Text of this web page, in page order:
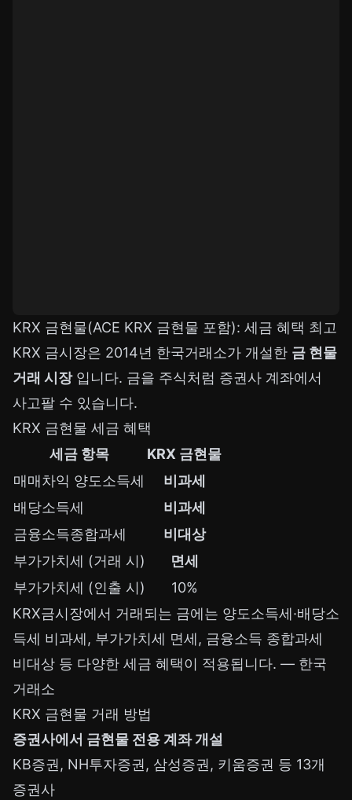
KRX 금현물(ACE KRX 금현물 포함): 세금 혜택 최고
KRX 금시장은 2014년 한국거래소가 개설한 금 현물
거래 시장입니다. 금을 주식처럼 증권사 계좌에서
사고팔 수 있습니다.
KRX 금현물 세금 혜택
세금 항목
KRX 금현물
매매차익 양도소득세
비과세
배당소득세
비과세
금융소득종합과세
비대상
부가가치세 (거래 시)
면세
부가가치세 (인출 시)
10%
KRX금시장에서 거래되는 금에는 양도소득세·배당소
득세 비과세, 부가가치세 면세, 금융소득 종합과세
비대상 등 다양한 세금 혜택이 적용됩니다. — 한국
거래소
KRX 금현물 거래 방법
증권사에서 금현물 전용 계좌 개설
KB증권, NH투자증권, 삼성증권, 키움증권 등 13개
증권사